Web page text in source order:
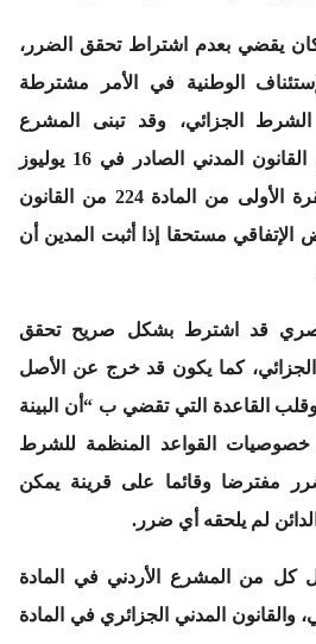
يقضي بعدم اشتراط تحقق الضرر،
الوطنية في الأمر مشترطة
الجزائي، وقد تبنى المشرع
المصري هذا الموقف في القانون المدني الصادر في 16 يوليوز
1948، بحيث نص في الفقرة الأولى من المادة 224 من القانون
الإتفاقي مستحقا إذا أثبت المدين أن
قد اشترط بشكل صريح تحقق
كما يكون قد خرج عن الأصل
القاعدة التي تقضي ب“أن البينة
القواعد المنظمة للشرط
مفترضا وقائما على قرينة يمكن
لم يلحقه أي ضرر.
كل من المشرع الأردني في المادة
والقانون المدني الجزائري في المادة